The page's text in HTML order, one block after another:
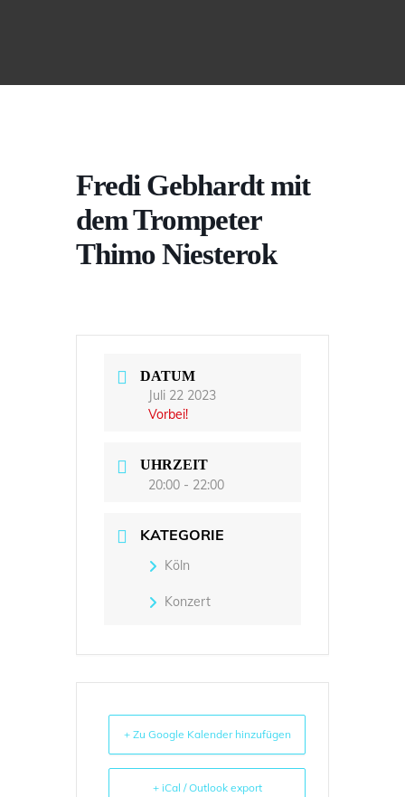
Fredi Gebhardt mit
dem Trompeter
Thimo Niesterok
DATUM
Juli 22 2023
Vorbei!
UHRZEIT
20:00 - 22:00
KATEGORIE
Köln
Konzert
+ Zu Google Kalender hinzufügen
+ iCal / Outlook export